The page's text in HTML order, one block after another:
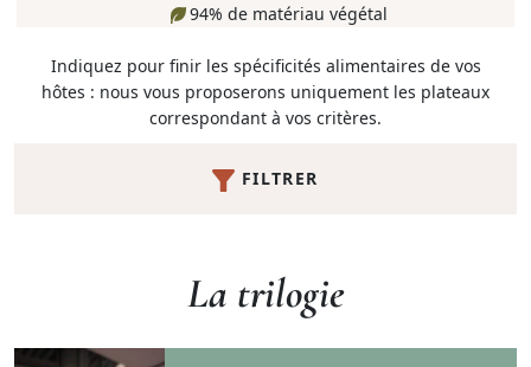
94% de matériau végétal
Indiquez pour finir les spécificités alimentaires de vos
hôtes : nous vous proposerons uniquement les plateaux
correspondant à vos critères.
FILTRER
La trilogie